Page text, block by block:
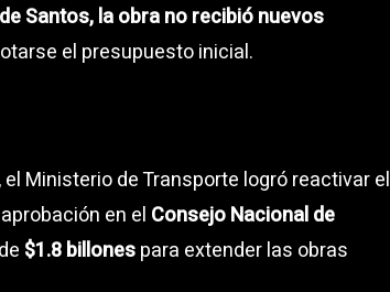
Santos, la obra no recibió nuevos
el presupuesto inicial.
el Ministerio de Transporte logró reactivar el
en el Consejo Nacional de
$1.8 billonespara extender las obras